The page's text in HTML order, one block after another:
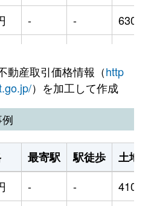
- -
630m²
- -
270m²
- - 280m²
動産取引価格情報（http
）を加工して作成
最寄駅 駅徒歩
土地面
- -
410m²